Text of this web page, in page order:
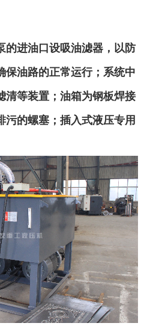
的进油口设吸油滤器，以防
保油路的正常运行；系统中
清等装置；油箱为钢板焊接
污的螺塞；插入式液压专用